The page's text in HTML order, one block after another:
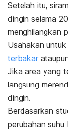
Setelah itu,
dingin selama
menghilangkan
Usahakan
terbakar
Jika area yang
langsung
dingin.
Berdasarkan
perubahan